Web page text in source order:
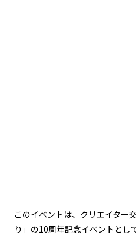
このイベントは、クリエイター
り」の10周年記念イベントとし